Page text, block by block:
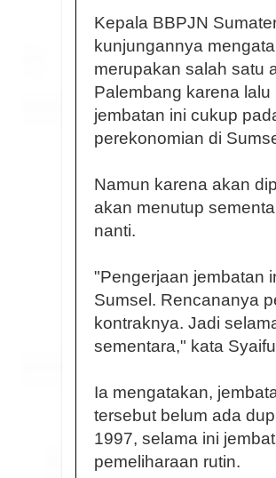
Kepala BBPJN
kunjungannya
merupakan salah satu
Palembang karena
jembatan ini cukup
perekonomian di
Namun karena akan
akan menutup
nanti.
"Pengerjaan jembatan
Sumsel. Rencananya
kontraknya. Jadi
sementara," kata
Ia mengatakan,
tersebut belum ada
1997, selama ini
pemeliharaan rutin.